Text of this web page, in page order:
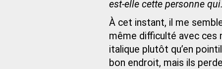
est-elle cette personne
À cet instant, il me
même difficulté avec ces
italique plutôt qu’en
bon endroit, mais ils